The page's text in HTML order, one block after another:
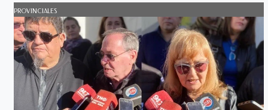
PROVINCIALES